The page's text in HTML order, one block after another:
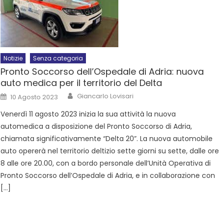
Notizie Senza categoria
Pronto Soccorso dell’Ospedale di Adria: nuova
auto medica per il territorio del Delta
10 Agosto 2023 Giancarlo Lovisari
Venerdì 11 agosto 2023 inizia la sua attività la nuova
automedica a disposizione del Pronto Soccorso di Adria,
chiamata significativamente “Delta 20”. La nuova automobile
auto opererà nel territorio deltizio sette giorni su sette, dalle ore
8 alle ore 20.00, con a bordo personale dell’Unità Operativa di
Pronto Soccorso dell’Ospedale di Adria, e in collaborazione con
[…]